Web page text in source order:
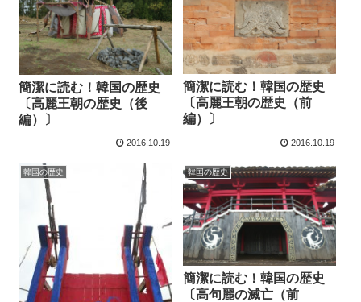
簡潔に読む！韓国の歴史
〔高麗王朝の歴史（後
編）〕
2016.10.19
簡潔に読む！韓国の歴史
〔高麗王朝の歴史（前
編）〕
2016.10.19
韓国の歴史 韓国の歴史
簡潔に読む！韓国の歴史
〔高句麗の滅亡（前